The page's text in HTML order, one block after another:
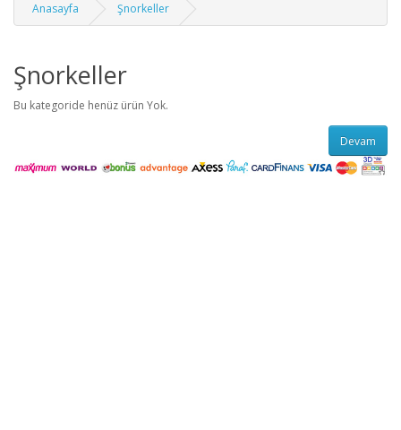
Anasayfa Şnorkeller
Şnorkeller
Bu kategoride henüz ürün Yok.
Devam